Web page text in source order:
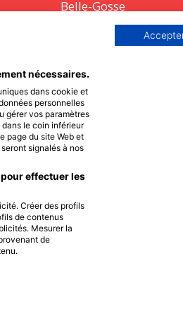
Belle-Gosse
Beauté
Psycho
Portraits
L’avis des mecs
nécessaires.
dans cookie et
personnelles
gérer vos paramètres
le coin inférieur
page du site Web et
signalés à nos
effectuer les
Créer des profils
de contenus
Mesurer la
de